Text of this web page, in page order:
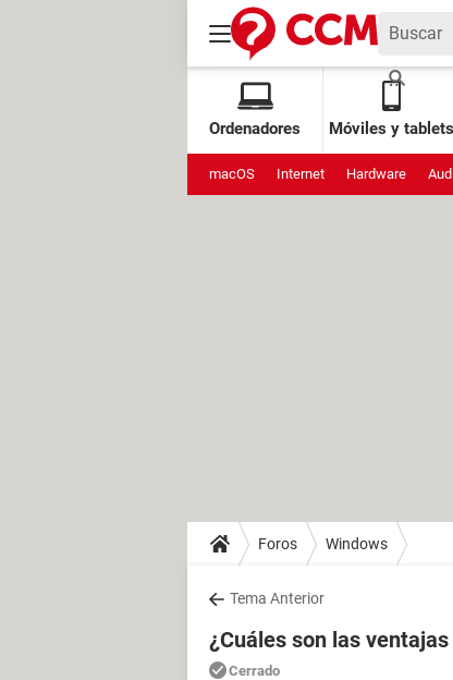
Ordenadores Móviles y tablets
macOS Internet Hardware
Foros Windows
Tema Anterior
¿Cuáles son las
Cerrado